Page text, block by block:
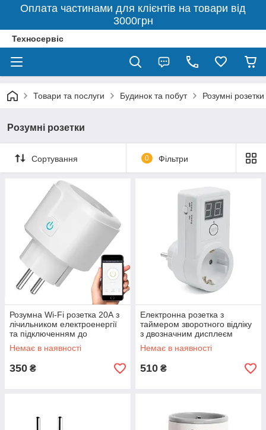
Оплата частинами для клієнтів на товари від
3000грн
Техносервіс
Товари та послуги Будинок та побут Розумні розетки
Розумні розетки
Сортування 0 Фільтри
Розумна Wi-Fi розетка 20А з
лічильником електроенергії
та підключенням до
телефону Tuya Smart 3960
Вт Біла
Немає в наявності
350 ₴
Електронна розетка з
таймером зворотного відліку
з двозначним дисплеєм
Feron TM61 Біла
Немає в наявності
510 ₴